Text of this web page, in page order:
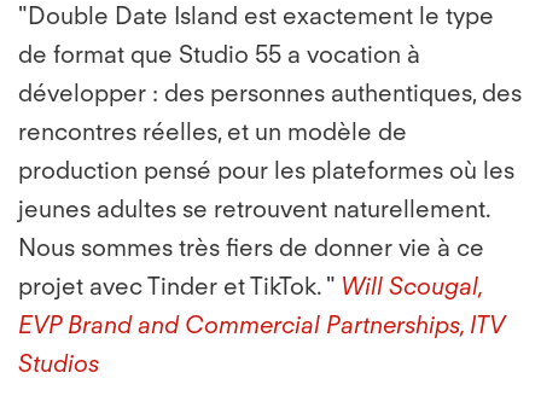
"Double Date Island est exactement le type
de format que Studio 55 a vocation à
développer : des personnes authentiques, des
rencontres réelles, et un modèle de
production pensé pour les plateformes où les
jeunes adultes se retrouvent naturellement.
Nous sommes très fiers de donner vie à ce
projet avec Tinder et TikTok. " Will Scougal,
EVP Brand and Commercial Partnerships, ITV
Studios